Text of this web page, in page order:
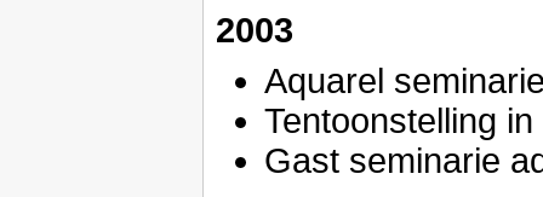
2003
Aquarel
Tentoonstelling in
Gast seminarie